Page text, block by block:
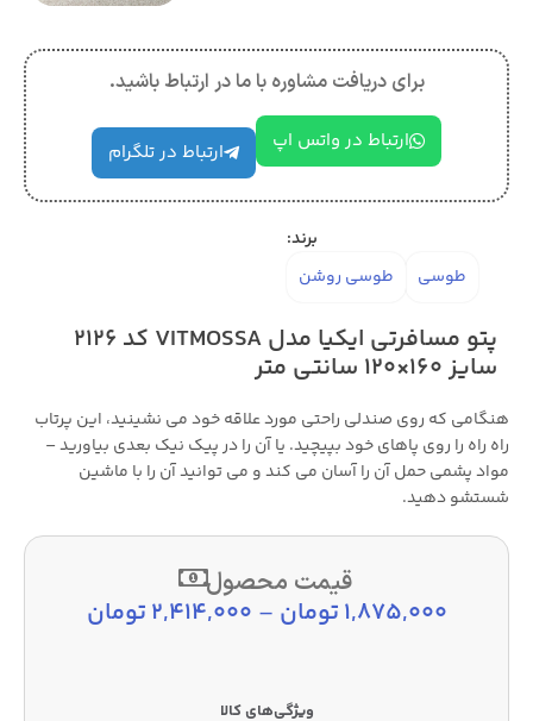
برای دریافت مشاوره با ما در ارتباط باشید.
ارتباط در واتس اپ ارتباط در تلگرام
برند:
طوسی
طوسی روشن
پتو مسافرتی ایکیا مدل VITMOSSA کد 2126
سایز 160×120 سانتی متر
هنگامی که روی صندلی راحتی مورد علاقه خود می نشینید، این پرتاب
راه راه را روی پاهای خود بپیچید. یا آن را در پیک نیک بعدی بیاورید –
مواد پشمی حمل آن را آسان می کند و می توانید آن را با ماشین
شستشو دهید.
قیمت محصول
1,875,000تومان –
2,414,000تومان